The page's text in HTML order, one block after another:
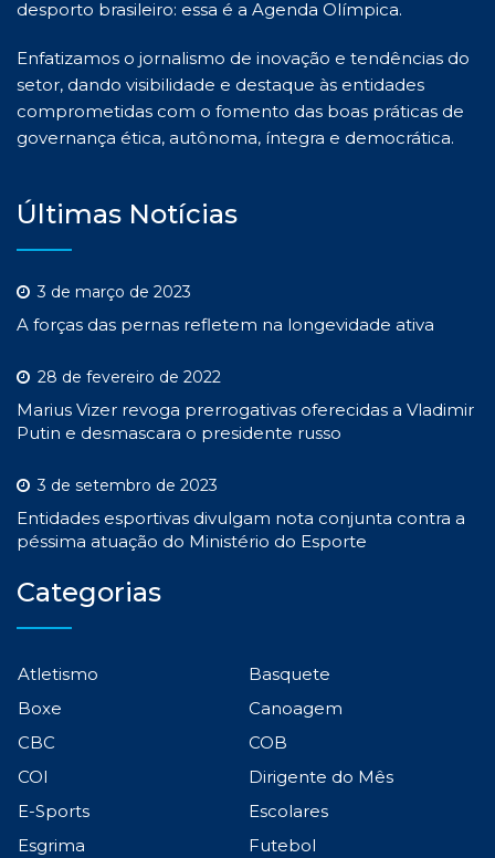
desporto brasileiro: essa é a Agenda Olímpica.
Enfatizamos o jornalismo de inovação e tendências do
setor, dando visibilidade e destaque às entidades
comprometidas com o fomento das boas práticas de
governança ética, autônoma, íntegra e democrática.
Últimas Notícias
3 de março de 2023
A forças das pernas refletem na longevidade ativa
28 de fevereiro de 2022
Marius Vizer revoga prerrogativas oferecidas a Vladimir
Putin e desmascara o presidente russo
3 de setembro de 2023
Entidades esportivas divulgam nota conjunta contra a
péssima atuação do Ministério do Esporte
Categorias
Atletismo
Basquete
Boxe
Canoagem
CBC
COB
COI
Dirigente do Mês
E-Sports
Escolares
Esgrima
Futebol